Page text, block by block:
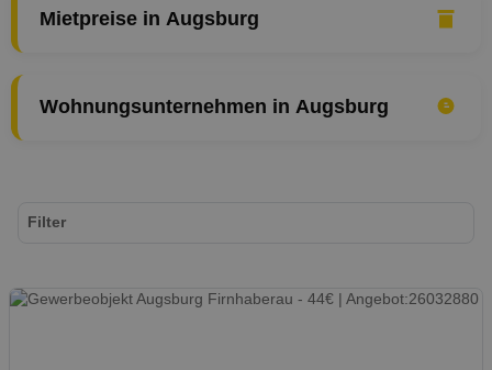
Mietpreise in Augsburg
Wohnungsunternehmen in Augsburg
Filter